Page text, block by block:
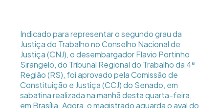
Indicado para representar o segundo grau da
Justiça do Trabalho no Conselho Nacional de
Justiça (CNJ), o desembargador Flavio Portinho
Sirangelo, do Tribunal Regional do Trabalho da 4ª
Região (RS), foi aprovado pela Comissão de
Constituição e Justiça (CCJ) do Senado, em
sabatina realizada na manhã desta quarta-feira,
em Brasília. Agora, o magistrado aguarda o aval do